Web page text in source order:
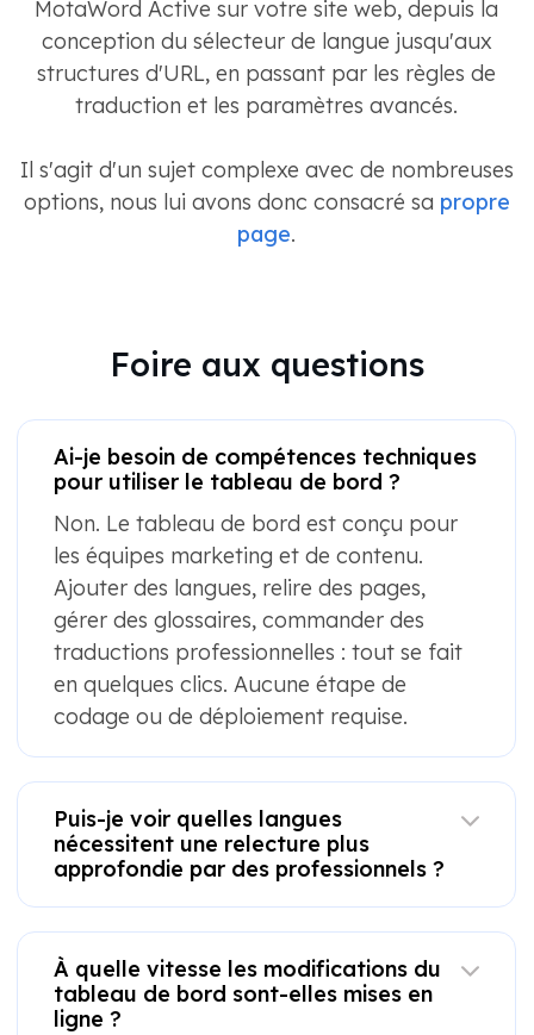
MotaWord Active sur votre site web, depuis la
conception du sélecteur de langue jusqu'aux
structures d'URL, en passant par les règles de
traduction et les paramètres avancés.
Il s'agit d'un sujet complexe avec de nombreuses
options, nous lui avons donc consacré sa propre
page.
Foire aux questions
Ai-je besoin de compétences techniques
pour utiliser le tableau de bord ?
Non. Le tableau de bord est conçu pour
les équipes marketing et de contenu.
Ajouter des langues, relire des pages,
gérer des glossaires, commander des
traductions professionnelles : tout se fait
en quelques clics. Aucune étape de
codage ou de déploiement requise.
Puis-je voir quelles langues
nécessitent une relecture plus
approfondie par des professionnels ?
À quelle vitesse les modifications du
tableau de bord sont-elles mises en
ligne ?